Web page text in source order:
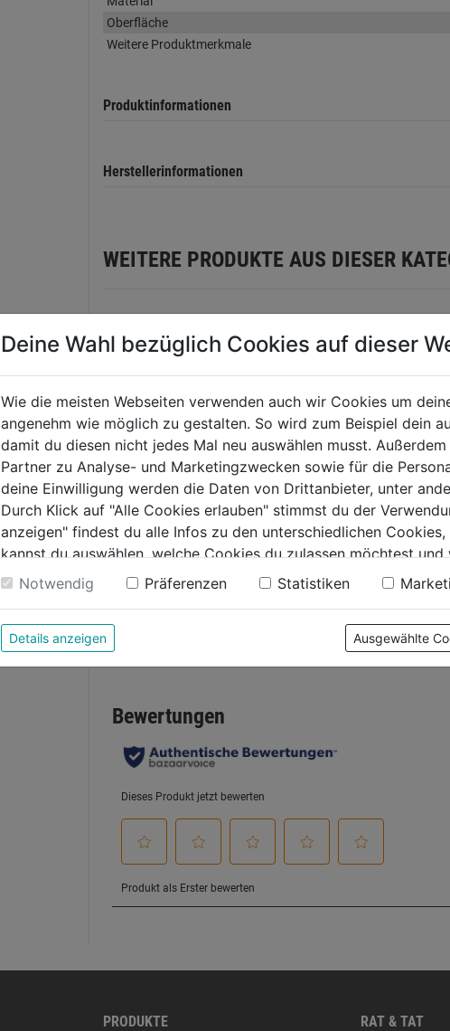
Oberfläche
Weitere Produktmerkmale
Produktinformationen
Herstellerinformationen
WEITERE PRODUKTE AUS DIESER
Stockmontageschaube
n TX30 verz.
Senkkopf
0.0
0.0
von
5
Sternen.
7,29€
Gestellschraube
verzinkt
(0)
0.0
von
5
Sternen.
7,79€
Bewertung
PRODUKTE RAT & TAT
Deine Wahl bezüglich Cookies auf dieser
Wie die meisten Webseiten verwenden auch wir Cookies um
angenehm wie möglich zu gestalten. So wird zum Beispiel dein
damit du diesen nicht jedes Mal neu auswählen musst.
Partner zu Analyse- und Marketingzwecken sowie für die
deine Einwilligung werden die Daten von Drittanbieter, unter
Durch Klick auf "Alle Cookies erlauben" stimmst du der
anzeigen" findest du alle Infos zu den unterschiedlichen
kannst du auswählen, welche Cookies du zulassen möchtest und
Weitere Informationen findest du in unserer Datenschutzerklärung
Notwendig Präferenzen Statistiken
Details anzeigen Ausgewählte